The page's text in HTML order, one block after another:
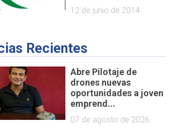
12 de junio de 2014
Recientes
Abre Pilotaje de
drones nuevas
oportunidades a joven
emprend...
07 de agosto de 2026